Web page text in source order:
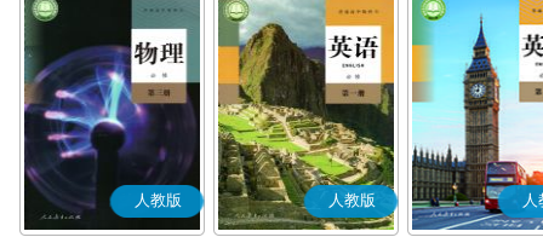
人教版 人教版 人